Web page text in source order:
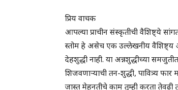
प्रिय वाचक
आपल्या प्राचीन संस्कृतीची वैशिष्ट्ये
स्तोम हे असेच एक उल्लेखनीय वैशिष्ट्य आहे.
देहशुद्धी नाही. या अन्नशुद्धीच्या
शिजवणाऱ्याची तन-शुद्धी, पावित्र्य
जास्त मेहनतीचे काम तुम्ही करता तेवढी